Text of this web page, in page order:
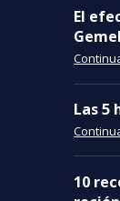
El
Las 5
10